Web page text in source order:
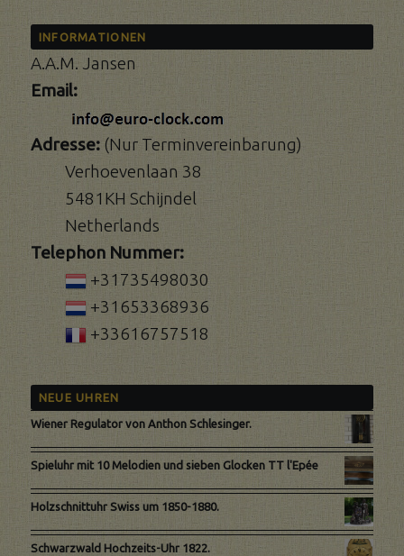
INFORMATIONEN
A.A.M. Jansen
Email:
Adresse: (Nur Terminvereinbarung)
Verhoevenlaan 38
5481KH Schijndel
Netherlands
Telephon Nummer:
+31735498030
+31653368936
+33616757518
NEUE UHREN
Wiener Regulator von Anthon Schlesinger.
Spieluhr mit 10 Melodien und sieben Glocken TT l'Epée
Holzschnittuhr Swiss um 1850-1880.
Schwarzwald Hochzeits-Uhr 1822.